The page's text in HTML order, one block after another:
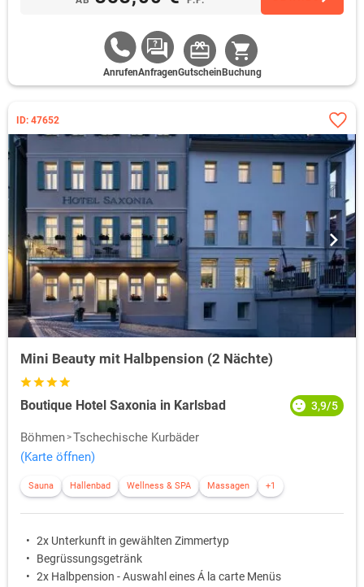
AnrufenAnfragenGutschein Buchung
ID: 47652
Mini Beauty mit Halbpension (2 Nächte)
Boutique Hotel Saxonia in Karlsbad 3,9/5
Böhmen Tschechische Kurbäder
(Karte öffnen)
Sauna Hallenbad Wellness & SPA Massagen +1
2x Unterkunft in gewählten Zimmertyp
Begrüssungsgetränk
2x Halbpension - Auswahl eines Á la carte Menüs